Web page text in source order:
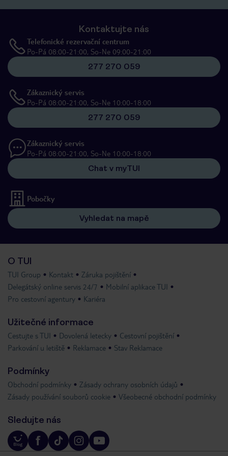
Kontaktujte nás
Telefonické rezervační centrum
Po-Pá 08:00-21:00, So-Ne 09:00-21:00
277 270 059
Zákaznický servis
Po-Pá 08:00-21:00, So-Ne 10:00-18:00
277 270 059
Zákaznický servis
Po-Pá 08:00-21:00, So-Ne 10:00-18:00
Chat v myTUI
Pobočky
Vyhledat na mapě
O TUI
TUI Group Kontakt
Záruka pojištění
Delegátský online servis 24/7
Mobilní aplikace TUI
Pro cestovní agentury
Kariéra
Užitečné informace
Cestujte s TUI Dovolená letecky
Cestovní pojištění
Parkování u letiště
Reklamace Stav Reklamace
Podmínky
Obchodní podmínky
Zásady ochrany osobních údajů
Zásady používání souborů cookie
Všeobecné obchodní podmínky
Sledujte nás